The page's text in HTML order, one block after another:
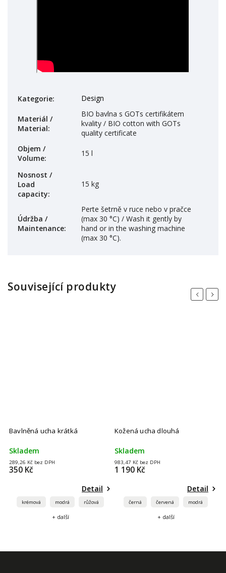
Kategorie: Design
Materiál /
Material:
BIO bavlna s GOTs certifikátem
kvality / BIO cotton with GOTs
quality certificate
Objem /
Volume:
15 l
Nosnost /
Load
capacity:
15 kg
Údržba /
Maintenance:
Perte šetrně v ruce nebo v pračce
(max 30 °C) / Wash it gently by
hand or in the washing machine
(max 30 °C).
Související produkty
Previous
Kožená ucha dlouhá
Skladem
983,47 Kč bez DPH
1 190 Kč
Detail
černá červená modrá
+ další
Kožená ucha krátká
Skladem
818,18 Kč bez DPH
990 Kč
Detail
černá červená krémová
+ další
Next